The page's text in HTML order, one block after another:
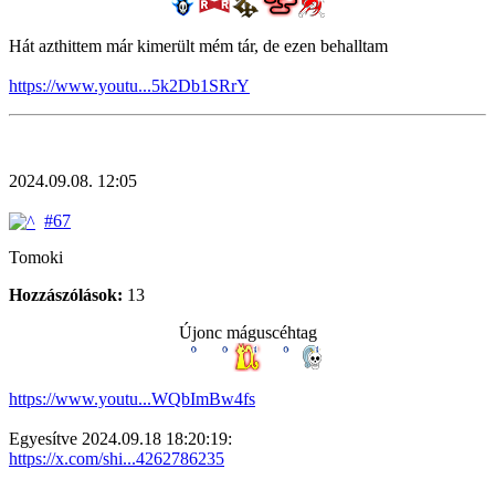
Hát azthittem már kimerült mém tár, de ezen behalltam
https://www.youtu...5k2Db1SRrY
2024.09.08. 12:05
#67
Tomoki
Hozzászólások: 13
Újonc máguscéhtag
https://www.youtu...WQbImBw4fs
Egyesítve 2024.09.18 18:20:19:
https://x.com/shi...4262786235